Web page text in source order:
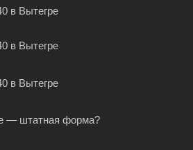
— штатная форма?